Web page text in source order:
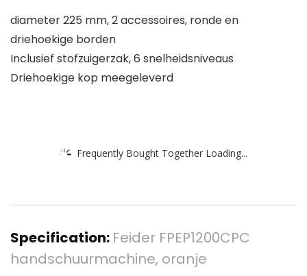
diameter 225 mm, 2 accessoires, ronde en
driehoekige borden
Inclusief stofzuigerzak, 6 snelheidsniveaus
Driehoekige kop meegeleverd
Frequently Bought Together Loading...
Specification: Feider FPEP1200CPC
handschuurmachine, oranje